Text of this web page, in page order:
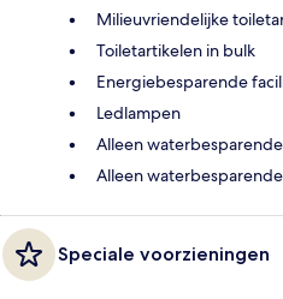
Milieuvriendelijke
Toiletartikelen in bulk
Energiebesparende
Ledlampen
Alleen
Alleen
Speciale voorzieningen